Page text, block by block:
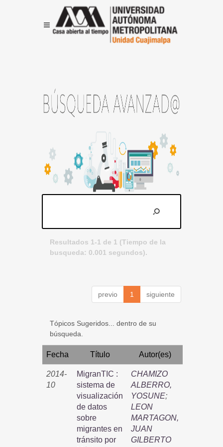
Resultados 1-1 de 1 (Tiempo de la
busqueda: 0.001 segundos).
previo 1 siguiente
Tópicos Sugeridos... dentro de su
búsqueda.
Fecha Título Autor(es)
2014-
10
MigranTIC :
sistema de
visualización
de datos
sobre
migrantes en
tránsito por
CHAMIZO
ALBERRO,
YOSUNE;
LEON
MARTAGON,
JUAN
GILBERTO